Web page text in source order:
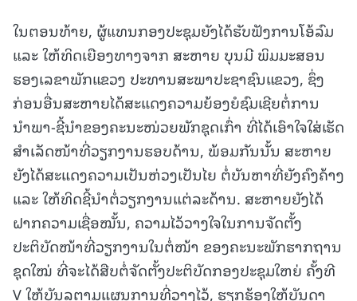
ໃນຕອນທ້າຍ, ຜູ້ແທນກອງປະຊຸມຍັງໄດ້ຮັບຟັງການໂອ້ລົມ
ແລະ ໃຫ້ທິດເຍືອງທາງຈາກ ສະຫາຍ ບຸນມີ ພິມມະສອນ
ຮອງເລຂາພັກແຂວງ ປະທານສະພາປະຊາຊົນແຂວງ, ຊຶ່ງ
ກ່ອນອື່ນສະຫາຍໄດ້ສະແດງຄວາມຍ້ອງຍໍຊົມເຊີຍຕໍ່ການ
ນຳພາ-ຊີ້ນຳຂອງຄະນະໜ່ວຍພັກຊຸດເກົ່າ ທີ່ໄດ້ເອົາໃຈໃສ່ເຮັດ
ສຳເລັດໜ້າທີ່ວຽກງານຮອບດ້ານ, ພ້ອມກັນນັ້ນ ສະຫາຍ
ຍັງໄດ້ສະແດງຄວາມເປັນຫ່ວງເປັນໄຍ ຕໍ່ບັນຫາທີ່ຍັງຄົງຄ້າງ
ແລະ ໃຫ້ທິດຊີ້ນຳຕໍ່ວຽກງານແຕ່ລະດ້ານ. ສະຫາຍຍັງໄດ້
ຝາກຄວາມເຊື່ອໝັ້ນ, ຄວາມໄວ້ວາງໃຈໃນການຈັດຕັ້ງ
ປະຕິບັດໜ້າທີ່ວຽກງານໃນຕໍ່ໜ້າ ຂອງຄະນະພັກຮາກຖານ
ຊຸດໃໝ່ ທີ່ຈະໄດ້ສືບຕໍ່ຈັດຕັ້ງປະຕິບັດກອງປະຊຸມໃຫຍ່ ຄັ້ງທີ
V ໃຫ້ບັນລຸຕາມແຜນການທີ່ວາງໄວ້, ຮຽກຮ້ອງໃຫ້ບັນດາ